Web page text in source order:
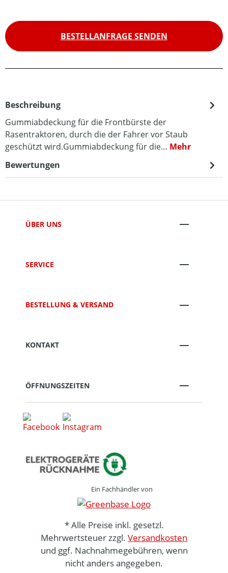
BESTELLANFRAGE SENDEN
Beschreibung
Gummiabdeckung für die Frontbürste der
Rasentraktoren, durch die der Fahrer vor Staub
geschützt wird.Gummiabdeckung für die… Mehr
Bewertungen
ÜBER UNS
SERVICE
BESTELLUNG & VERSAND
KONTAKT
ÖFFNUNGSZEITEN
Ein Fachhändler von
* Alle Preise inkl. gesetzl.
Mehrwertsteuer zzgl. Versandkosten
und ggf. Nachnahmegebühren, wenn
nicht anders angegeben.